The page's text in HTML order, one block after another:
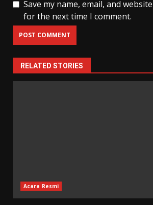
Save my name, email, and
for the next time I comment.
RELATED STORIES
Acara Resmi